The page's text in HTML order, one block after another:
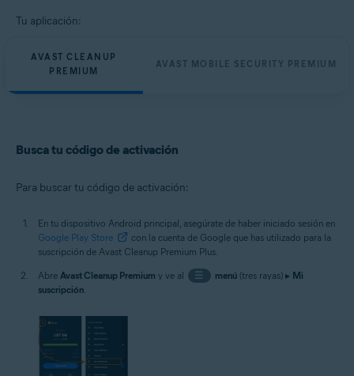
Tu aplicación:
AVAST CLEANUP
PREMIUM
AVAST MOBILE SECURITY PREMIUM
Busca tu código de activación
Para buscar tu código de activación:
En tu dispositivo Android principal, asegúrate de haber iniciado sesión en
Google Play Store
con la cuenta de Google que has utilizado para la
suscripción de Avast Cleanup Premium Plus.
Abre Avast Cleanup Premium y ve al ☰ menú(tres rayas) ▸ Mi
suscripción.